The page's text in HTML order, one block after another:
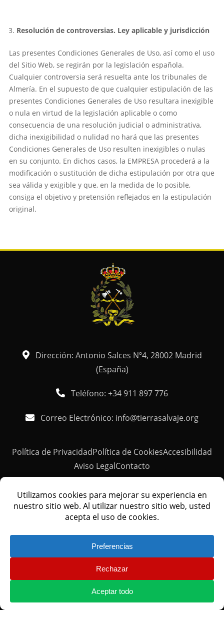
Resolución de controversias. Ley aplicable y jurisdicción
Las presentes Condiciones Generales de Uso, así como el uso
del Sitio Web, se regirán por la legislación española.
Cualquier controversia será resuelta ante los tribunales de
Almería. En el supuesto de que cualquier estipulación de las
presentes Condiciones Generales de Uso resultara inexigible
o nula en virtud de la legislación aplicable o como
consecuencia de una resolución judicial o administrativa,
dicha inexigibilidad o nulidad no hará que las presentes
Condiciones Generales de Uso resulten inexigibles o nulas
en su conjunto. En dichos casos, la EMPRESA procederá a la
modificación o sustitución de dicha estipulación por otra que
sea válida y exigible y que, en la medida de lo posible,
consiga el objetivo y pretensión reflejados en la estipulación
original.
Dirección: Antonio Salces Nº4, 28002 Madrid
(España)
Teléfono: +34 911 897 776
Correo Electrónico: info@tierrasalvaje.org
Política de PrivacidadPolítica de CookiesAccesibilidad
Aviso LegalContacto
© TIERRA SALVAJE - Todos los derechos reservados
PROGRAMA KIT DIGITAL COFINANCIADO POR LOS FONDOS